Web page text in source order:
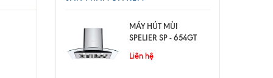
MÁY HÚT MÙI
SPELIER SP - 654GT
Liên hệ